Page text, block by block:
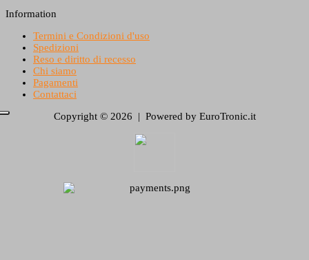
Information
Termini e Condizioni d'uso
Spedizioni
Reso e diritto di recesso
Chi siamo
Pagamenti
Contattaci
Copyright © 2026 | Powered by EuroTronic.it